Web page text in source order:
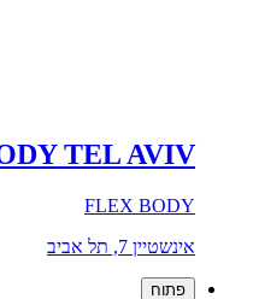
TEL AVIV
FLEX BODY
אינשטיין 7, תל אביב
פתוח